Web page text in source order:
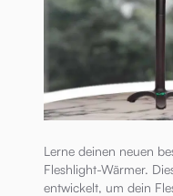
Lerne deinen neuen
Fleshlight-Wärmer.
entwickelt, um dein